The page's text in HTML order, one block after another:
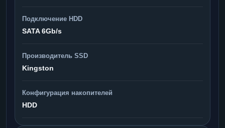
Подключение HDD
SATA 6Gb/s
Производитель SSD
Kingston
Конфигурация накопителей
HDD